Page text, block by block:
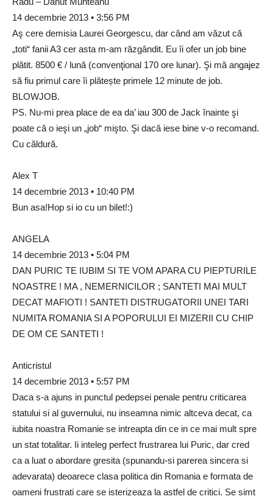
14 decembrie 2013 • 3:56 PM
Aş cere demisia Laurei Georgescu, dar când am văzut că
„toti“ fanii A3 cer asta m-am răzgândit. Eu îi ofer un job bine
plătit. 8500 € / lună (convenţional 170 ore lunar). Şi mă angajez
să fiu primul care îi plătește primele 12 minute de job.
BLOWJOB.
PS. Nu-mi prea place de ea da’ iau 300 de Jack înainte şi
poate că o ieşi un „job“ mişto. Şi dacă iese bine v-o recomand.
Cu căldură.
Alex T
14 decembrie 2013 • 10:40 PM
Bun asa!Hop si io cu un bilet!:)
ANGELA
14 decembrie 2013 • 5:04 PM
DAN PURIC TE IUBIM SI TE VOM APARA CU PIEPTURILE
NOASTRE ! MA , NEMERNICILOR ; SANTETI MAI MULT
DECAT MAFIOTI ! SANTETI DISTRUGATORII UNEI TARI
NUMITA ROMANIA SI A POPORULUI EI MIZERII CU CHIP
DE OM CE SANTETI !
Anticristul
14 decembrie 2013 • 5:57 PM
Daca s-a ajuns in punctul pedepsei penale pentru criticarea
statului si al guvernului, nu inseamna nimic altceva decat, ca
iubita noastra Romanie se intreapta din ce in ce mai mult spre
un stat totalitar. Ii inteleg perfect frustrarea lui Puric, dar cred
ca a luat o abordare gresita (spunandu-si parerea sincera si
adevarata) deoarece clasa politica din Romania e formata de
oameni frustrati care se isterizeaza la astfel de critici. Se simt